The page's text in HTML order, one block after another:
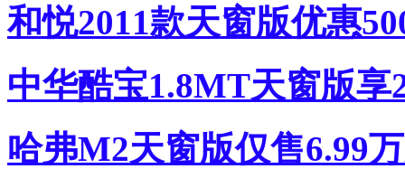
和悦2011款天窗版优惠
中华酷宝1.8MT天窗版享
哈弗M2天窗版仅售6.99